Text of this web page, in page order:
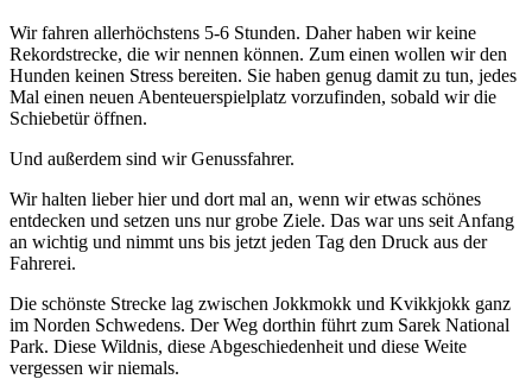
Wir fahren allerhöchstens 5-6 Stunden. Daher haben wir keine
Rekordstrecke, die wir nennen können. Zum einen wollen wir den
Hunden keinen Stress bereiten. Sie haben genug damit zu tun, jedes
Mal einen neuen Abenteuerspielplatz vorzufinden, sobald wir die
Schiebetür öffnen.
Und außerdem sind wir Genussfahrer.
Wir halten lieber hier und dort mal an, wenn wir etwas schönes
entdecken und setzen uns nur grobe Ziele. Das war uns seit Anfang
an wichtig und nimmt uns bis jetzt jeden Tag den Druck aus der
Fahrerei.
Die schönste Strecke lag zwischen Jokkmokk und Kvikkjokk ganz
im Norden Schwedens. Der Weg dorthin führt zum Sarek National
Park. Diese Wildnis, diese Abgeschiedenheit und diese Weite
vergessen wir niemals.